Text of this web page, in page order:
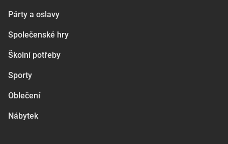
Párty a oslavy
Společenské hry
Školní potřeby
Sporty
Oblečení
Nábytek